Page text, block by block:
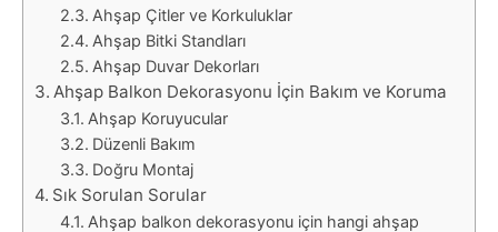
Ahşap Çitler ve Korkuluklar
Ahşap Bitki Standları
Ahşap Duvar Dekorları
Ahşap Balkon Dekorasyonu İçin Bakım ve Koruma
Ahşap Koruyucular
Düzenli Bakım
Doğru Montaj
Sık Sorulan Sorular
Ahşap balkon dekorasyonu için hangi ahşap